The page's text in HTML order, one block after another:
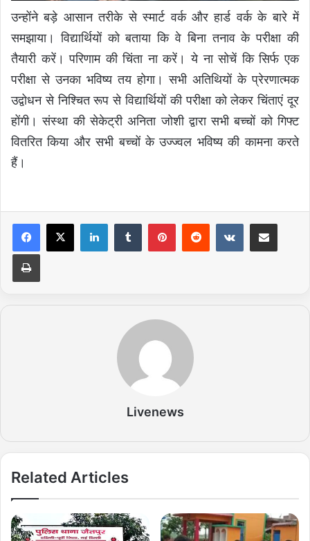
उन्होंने बड़े आसान तरीके से स्मार्ट वर्क और हार्ड वर्क के बारे में
समझाया। विद्यार्थियों को बताया कि वे बिना तनाव के परीक्षा की
तैयारी करें। परिणाम की चिंता ना करें। ये ना सोचें कि सिर्फ एक
परीक्षा से उनका भविष्य तय होगा। सभी अतिथियों के प्रेरणात्मक
उद्वोधन से निश्चित रूप से विद्यार्थियों की परीक्षा को लेकर चिंताएं दूर
होंगी। संस्था की सेकेट्री अनिता जोशी द्वारा सभी बच्चों को गिफ्ट
वितरित किया और सभी बच्चों के उज्ज्वल भविष्य की कामना करते
हैं।
Livenews
Related Articles